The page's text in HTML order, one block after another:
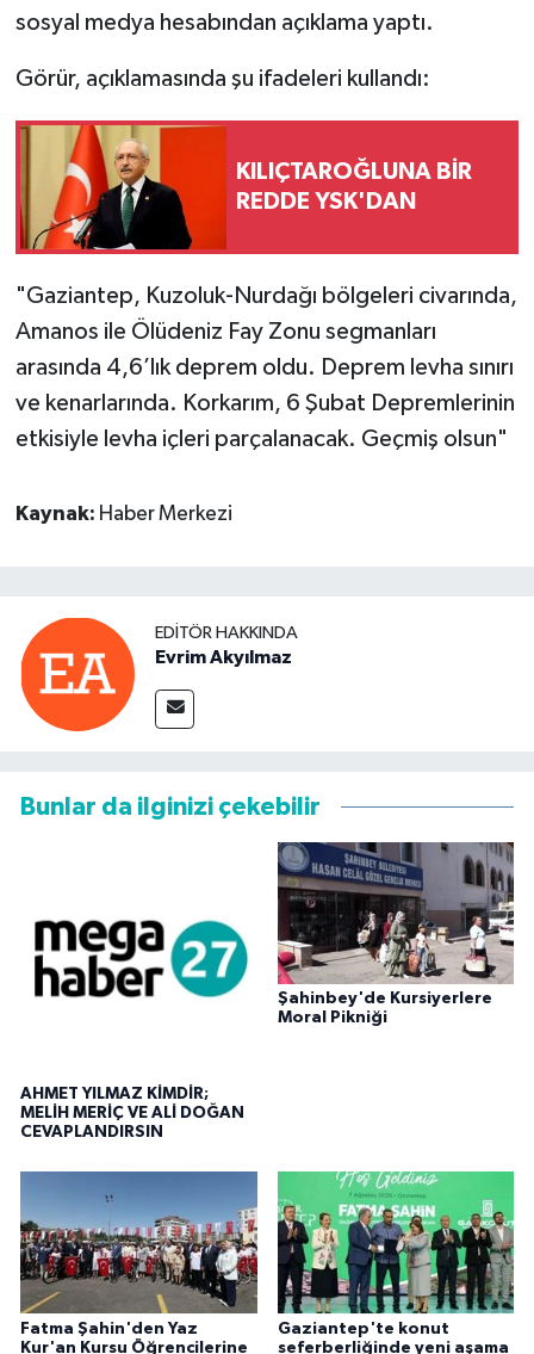
sosyal medya hesabından açıklama yaptı.
Görür, açıklamasında şu ifadeleri kullandı:
KILIÇTAROĞLUNA BİR
REDDE YSK'DAN
"Gaziantep, Kuzoluk-Nurdağı bölgeleri civarında,
Amanos ile Ölüdeniz Fay Zonu segmanları
arasında 4,6’lık deprem oldu. Deprem levha sınırı
ve kenarlarında. Korkarım, 6 Şubat Depremlerinin
etkisiyle levha içleri parçalanacak. Geçmiş olsun"
Kaynak: Haber Merkezi
EDITÖR HAKKINDA
Evrim Akyılmaz
Bunlar da ilginizi çekebilir
AHMET YILMAZ KİMDİR;
MELİH MERİÇ VE ALİ DOĞAN
CEVAPLANDIRSIN
Şahinbey'de Kursiyerlere
Moral Pikniği
Fatma Şahin'den Yaz
Kur'an Kursu Öğrencilerine
Gaziantep'te konut
seferberliğinde yeni aşama